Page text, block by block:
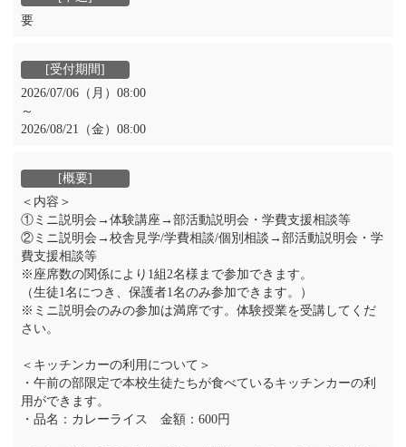
要
2026/07/06（月）08:00
～
2026/08/21（金）08:00
＜内容＞
①ミニ説明会→体験講座→部活動説明会・学費支援相談等
②ミニ説明会→校舎見学/学費相談/個別相談→部活動説明会・学
費支援相談等
※座席数の関係により1組2名様まで参加できます。
（生徒1名につき、保護者1名のみ参加できます。）
※ミニ説明会のみの参加は満席です。体験授業を受講してくだ
さい。
＜キッチンカーの利用について＞
・午前の部限定で本校生徒たちが食べているキッチンカーの利
用ができます。
・品名：カレーライス 金額：600円